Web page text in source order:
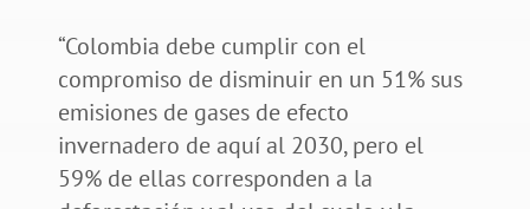
“Colombia debe cumplir con el
compromiso de disminuir en un 51% sus
emisiones de gases de efecto
invernadero de aquí al 2030, pero el
59% de ellas corresponden a la